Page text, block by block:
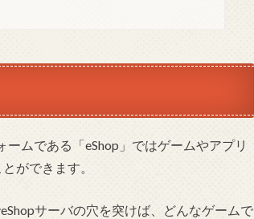
ムである「eShop」ではゲームやアプリ
ができます。
サーバの穴を突けば、どんなゲームで